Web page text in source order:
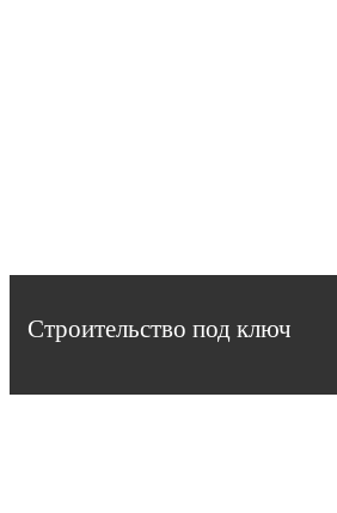
Строительство под ключ